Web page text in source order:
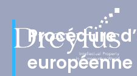
Procédure
européenne